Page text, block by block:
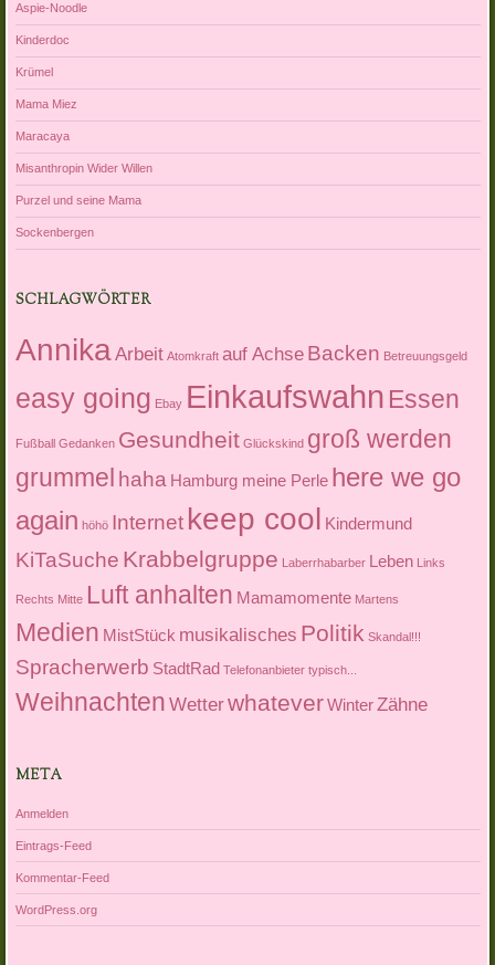
Aspie-Noodle
Kinderdoc
Krümel
Mama Miez
Maracaya
Misanthropin Wider Willen
Purzel und seine Mama
Sockenbergen
SCHLAGWÖRTER
AnnikaArbeit Atomkraft auf Achse Backen Betreuungsgeld
easy going Ebay Einkaufswahn Essen
Fußball Gedanken Gesundheit Glückskind groß werden
grummel haha Hamburg meine Perle here we go
again höhö Internet keep cool Kindermund
KiTaSuche Krabbelgruppe Laberrhabarber Leben Links
Rechts Mitte Luft anhalten Mamamomente Martens
Medien MistStück musikalisches Politik Skandal!!!
Spracherwerb StadtRad Telefonanbieter typisch...
Weihnachten Wetterwhatever Winter Zähne
META
Anmelden
Eintrags-Feed
Kommentar-Feed
WordPress.org